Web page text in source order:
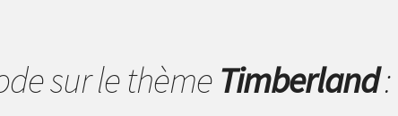
sur le thème Timberland: